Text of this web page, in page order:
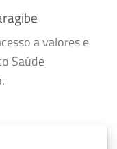
a valores e
Saúde